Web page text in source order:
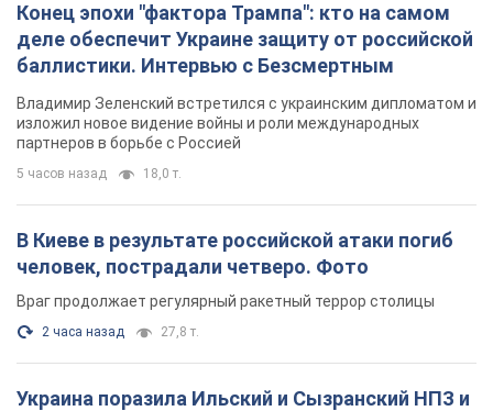
Конец эпохи "фактора Трампа": кто на самом
деле обеспечит Украине защиту от российской
баллистики. Интервью с Безсмертным
Владимир Зеленский встретился с украинским дипломатом и
изложил новое видение войны и роли международных
партнеров в борьбе с Россией
5 часов назад 18,0 т.
В Киеве в результате российской атаки погиб
человек, пострадали четверо. Фото
Враг продолжает регулярный ракетный террор столицы
2 часа назад 27,8 т.
Украина поразила Ильский и Сызранский НПЗ и